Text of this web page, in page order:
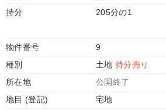
持分
205分の1
物件番号
9
種別
土地持分売り
所在地
公開終了
地目 (登記)
宅地